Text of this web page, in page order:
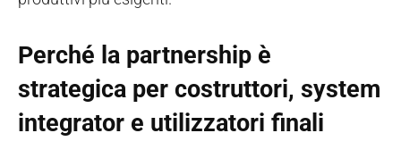
Perché la partnership è
strategica per costruttori, system
integrator e utilizzatori finali